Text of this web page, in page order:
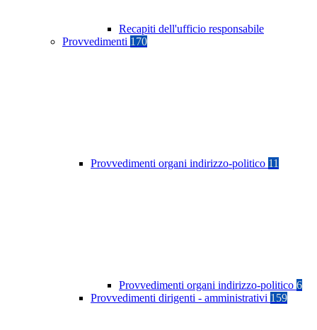
Recapiti dell'ufficio responsabile
Provvedimenti 170
Provvedimenti organi indirizzo-politico 11
Provvedimenti organi indirizzo-politico 6
Provvedimenti dirigenti - amministrativi 159